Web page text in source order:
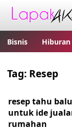
Bisnis Hiburan
Tag: Resep
resep tahu
untuk ide
rumahan